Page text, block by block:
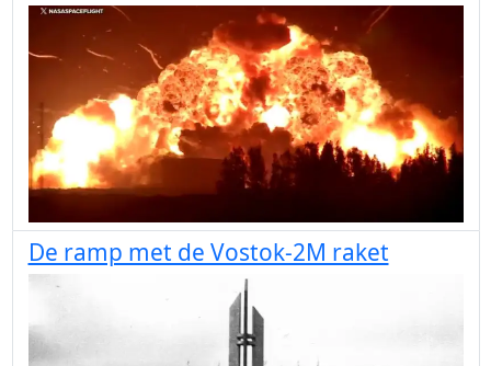
De ramp met de Vostok-2M raket